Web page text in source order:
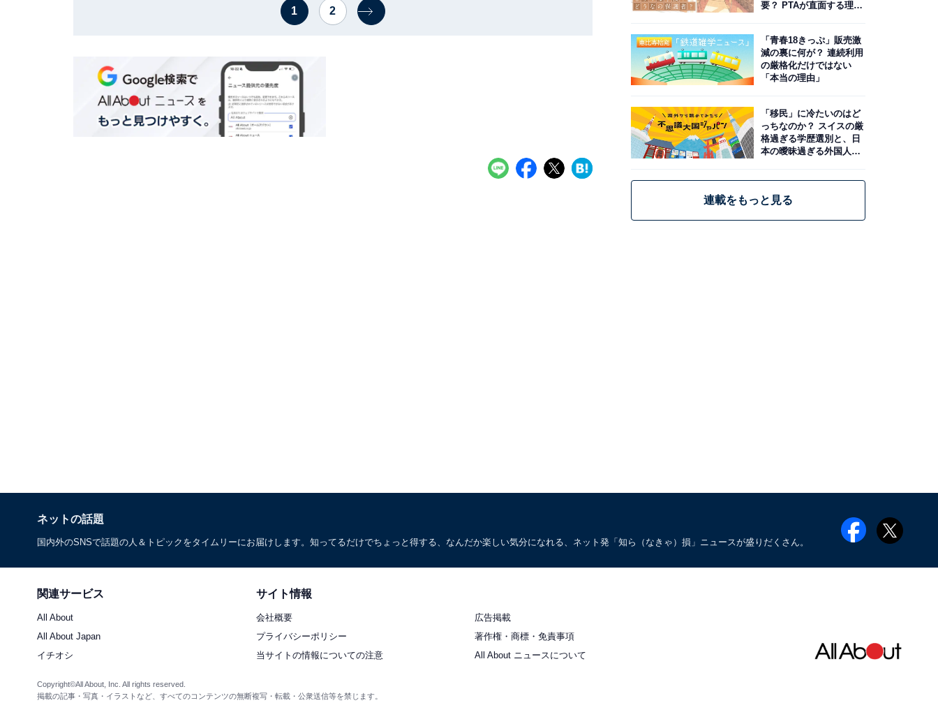
1 2
要？ PTAが直面する理想
「青春18きっぷ」販売激
減の裏に何が？ 連続利用
の厳格化だけではない
「本当の理由」
「移民」に冷たいのはど
っちなのか？ スイスの厳
格過ぎる学歴選別と、日
本の曖昧過ぎる外国人政
連載をもっと見る
ネットの話題
国内外のSNSで話題の人＆トピックをタイムリーにお届けします。知ってるだけでちょっと得する、なんだか楽しい気分になれる、ネット発「知ら（なきゃ）損」ニュースが盛りだくさん。
関連サービス
All About
All About Japan
イチオシ
サイト情報
会社概要
広告掲載
プライバシーポリシー
著作権・商標・免責事項
当サイトの情報についての注意
All About ニュースについて
Copyright©All About, Inc. All rights reserved.
掲載の記事・写真・イラストなど、すべてのコンテンツの無断複写・転載・公衆送信等を禁じます。